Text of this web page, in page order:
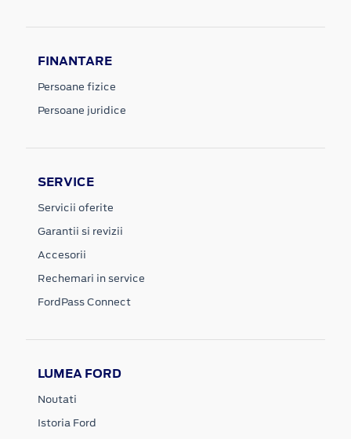
FINANTARE
Persoane fizice
Persoane juridice
SERVICE
Servicii oferite
Garantii si revizii
Accesorii
Rechemari in service
FordPass Connect
LUMEA FORD
Noutati
Istoria Ford